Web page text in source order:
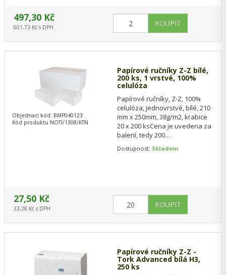
497,30 Kč
601,73 Kč s DPH
Papírové ručníky Z-Z bílé,
200 ks, 1 vrstvé, 100%
celulóza
Papírové ručníky, Z-Z, 100%
celulóza, jednovrstvé, bílé, 210
mm x 250mm, 38g/m2, krabice
20 x 200 ksCena je uvedena za
balení, tedy 200
BAL, tedy 1…
Dostupnost: Skladem
Objednací kód: BMP040123
Kód produktu NOTI/1308/KTN
27,50 Kč
33,28 Kč s DPH
Papírové ručníky Z-Z -
Tork Advanced bílá H3,
250 ks